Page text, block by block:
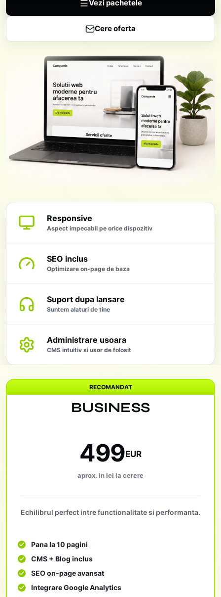
Vezi pachetele
Cere oferta
Responsive
Aspect impecabil pe orice dispozitiv
SEO inclus
Optimizare on-page de baza
Suport dupa lansare
Suntem alaturi de tine
Administrare usoara
CMS intuitiv si usor de folosit
RECOMANDAT
BUSINESS
499EUR
aprox. in lei la cerere
Echilibrul perfect intre functionalitate si performanta.
Pana la 10 pagini
CMS + Blog inclus
SEO on-page avansat
Integrare Google Analytics